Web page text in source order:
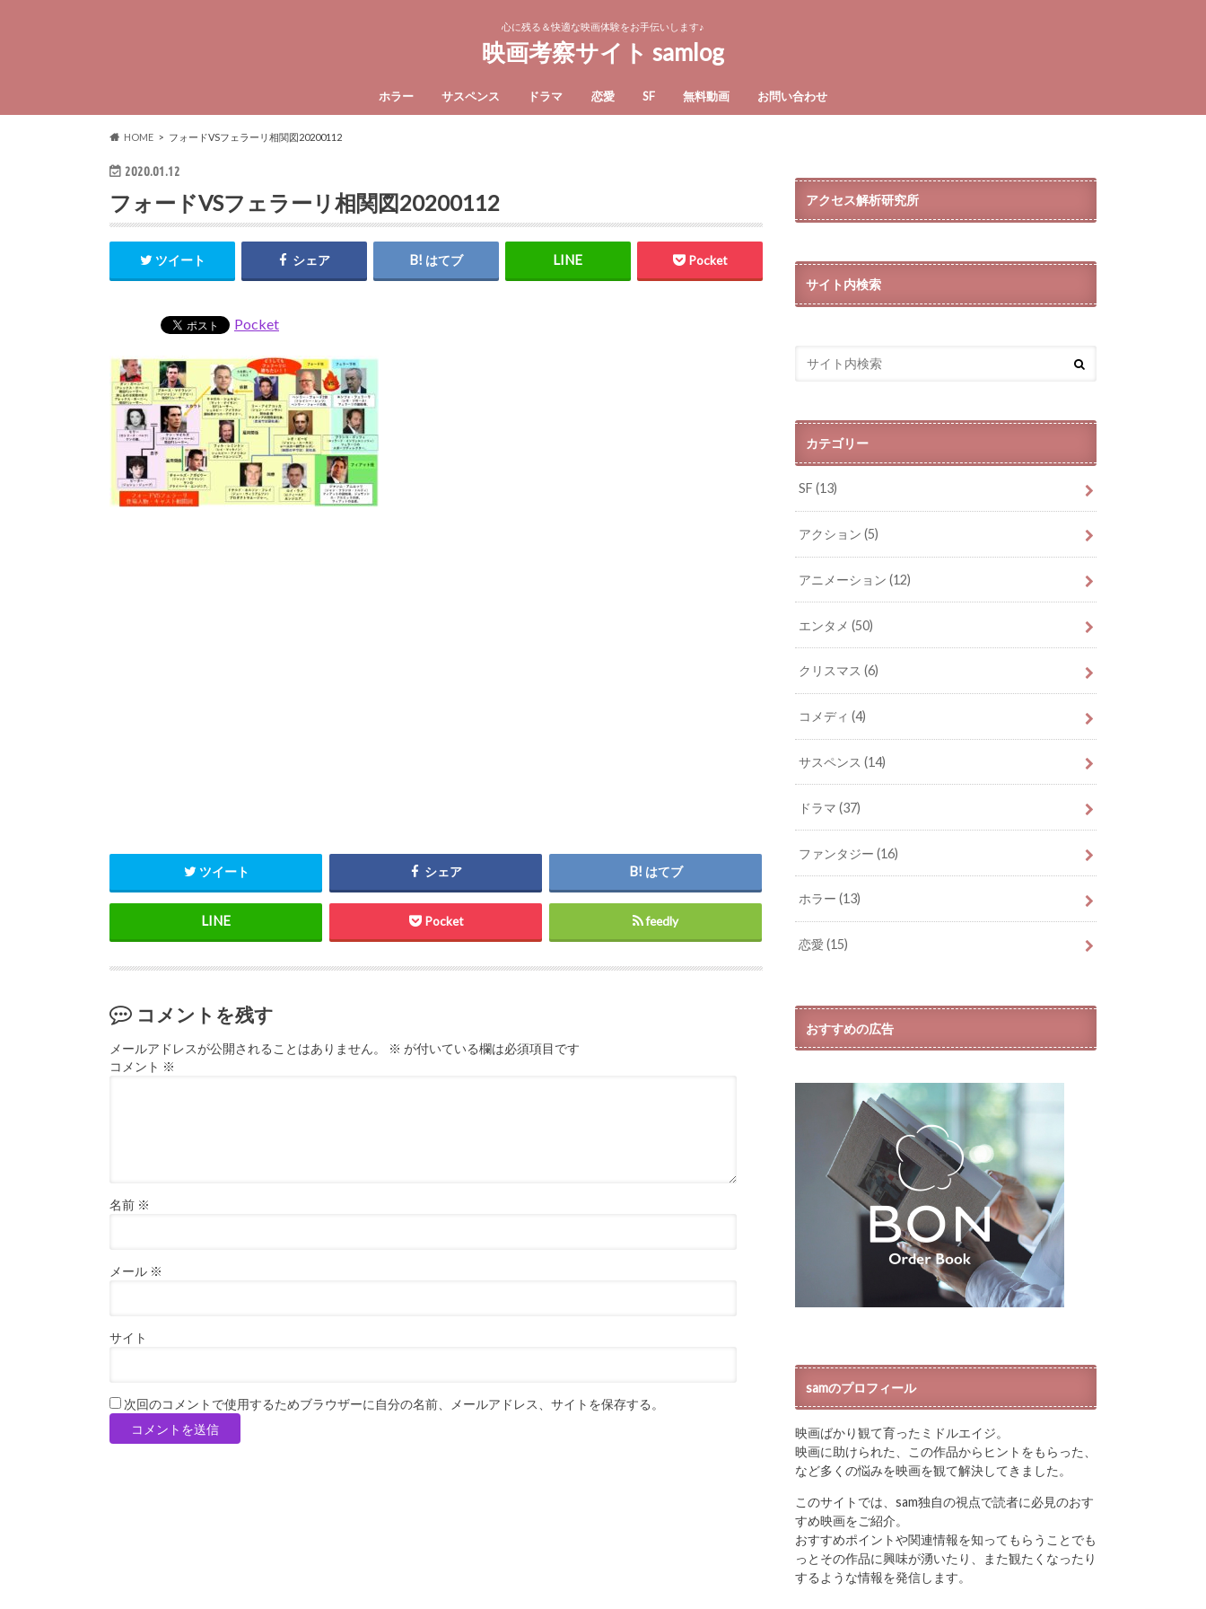
心に残る＆快適な映画体験をお手伝いします♪
映画考察サイト samlog
ホラー サスペンス ドラマ 恋愛 SF 無料動画 お問い合わせ
HOME フォードVSフェラーリ相関図20200112
2020.01.12
フォードVSフェラーリ相関図20200112
ツイート シェア はてブ Pocket
Pocket
ツイート シェア はてブ
Pocket feedly
コメントを残す
メールアドレスが公開されることはありません。 ※ が付いている欄は必須項目です
コメント ※
名前 ※
メール ※
サイト
次回のコメントで使用するためブラウザーに自分の名前、メールアドレス、サイトを保存する。
アクセス解析研究所
サイト内検索
カテゴリー
SF(13)
アクション(5)
アニメーション(12)
エンタメ(50)
クリスマス(6)
コメディ(4)
サスペンス(14)
ドラマ(37)
ファンタジー(16)
ホラー(13)
恋愛(15)
おすすめの広告
samのプロフィール
映画ばかり観て育ったミドルエイジ。
映画に助けられた、この作品からヒントをもらった、
など多くの悩みを映画を観て解決してきました。
このサイトでは、sam独自の視点で読者に必見のおす
すめ映画をご紹介。
おすすめポイントや関連情報を知ってもらうことでも
っとその作品に興味が湧いたり、また観たくなったり
するような情報を発信します。